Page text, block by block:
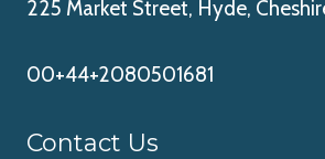
225 Market Street, Hyde,
00+44+2080501681
Contact Us